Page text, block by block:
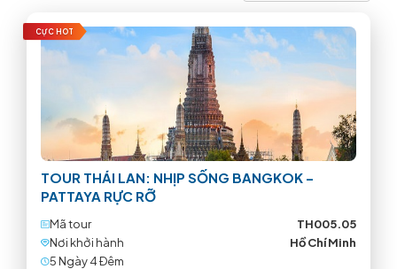
CỰC HOT
TOUR THÁI LAN: NHỊP SỐNG BANGKOK –
PATTAYA RỰC RỠ
Mã tour
TH005.05
Nơi khởi hành
Hồ Chí Minh
5 Ngày 4 Ðêm